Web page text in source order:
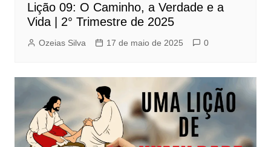
Lição 09: O Caminho, a Verdade e a
Vida | 2° Trimestre de 2025
Ozeias Silva 17 de maio de 2025 0